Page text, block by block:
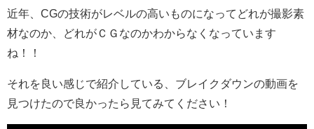
近年、CGの技術がレベルの高いものになってどれが撮影素
材なのか、どれがＣＧなのかわからなくなっています
ね！！
それを良い感じで紹介している、ブレイクダウンの動画を
見つけたので良かったら見てみてください！